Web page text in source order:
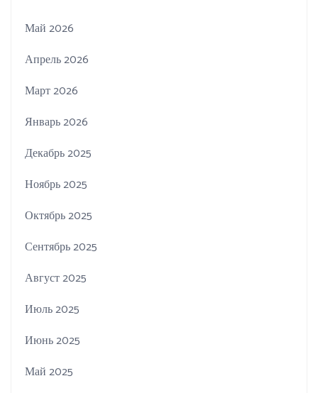
Май 2026
Апрель 2026
Март 2026
Январь 2026
Декабрь 2025
Ноябрь 2025
Октябрь 2025
Сентябрь 2025
Август 2025
Июль 2025
Июнь 2025
Май 2025